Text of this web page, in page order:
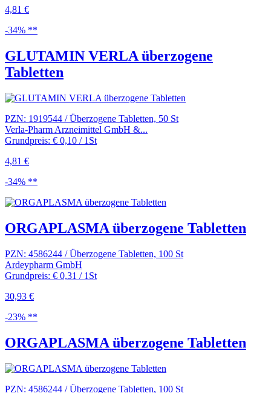
4,81 €
-34% **
GLUTAMIN VERLA überzogene
Tabletten
PZN: 1919544 / Überzogene Tabletten, 50 St
Verla-Pharm Arzneimittel GmbH &...
Grundpreis: € 0,10 / 1St
4,81 €
-34% **
ORGAPLASMA überzogene Tabletten
PZN: 4586244 / Überzogene Tabletten, 100 St
Ardeypharm GmbH
Grundpreis: € 0,31 / 1St
30,93 €
-23% **
ORGAPLASMA überzogene Tabletten
PZN: 4586244 / Überzogene Tabletten, 100 St